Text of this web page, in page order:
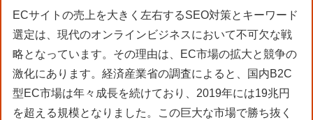
ECサイトの売上を大きく左右するSEO対策とキーワード
選定は、現代のオンラインビジネスにおいて不可欠な戦
略となっています。その理由は、EC市場の拡大と競争の
激化にあります。経済産業省の調査によると、国内B2C
型EC市場は年々成長を続けており、2019年には19兆円
を超える規模となりました。この巨大な市場で勝ち抜く